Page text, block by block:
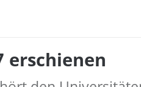
erschienen